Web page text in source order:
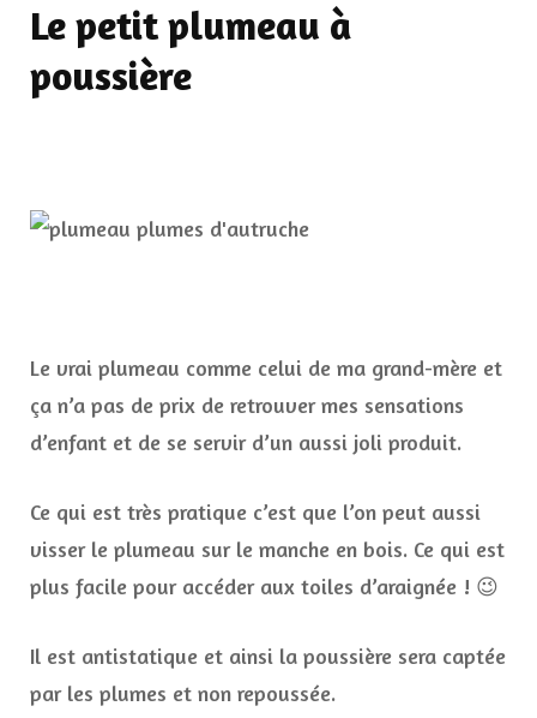
Le petit plumeau à
poussière
Le vrai plumeau comme celui de ma grand-mère et
ça n’a pas de prix de retrouver mes sensations
d’enfant et de se servir d’un aussi joli produit.
Ce qui est très pratique c’est que l’on peut aussi
visser le plumeau sur le manche en bois. Ce qui est
plus facile pour accéder aux toiles d’araignée ! 😉
Il est antistatique et ainsi la poussière sera captée
par les plumes et non repoussée.